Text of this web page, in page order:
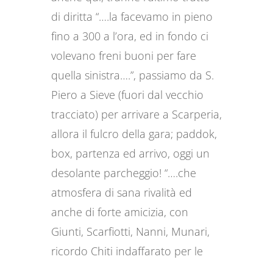
di diritta “….la facevamo in pieno
fino a 300 a l’ora, ed in fondo ci
volevano freni buoni per fare
quella sinistra….”, passiamo da S.
Piero a Sieve (fuori dal vecchio
tracciato) per arrivare a Scarperia,
allora il fulcro della gara; paddok,
box, partenza ed arrivo, oggi un
desolante parcheggio! “….che
atmosfera di sana rivalità ed
anche di forte amicizia, con
Giunti, Scarfiotti, Nanni, Munari,
ricordo Chiti indaffarato per le